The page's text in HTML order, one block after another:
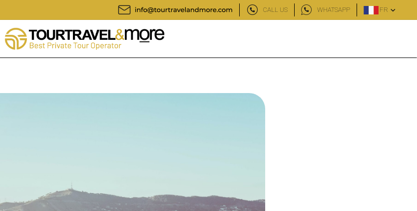
CALL US WHATSAPP FR